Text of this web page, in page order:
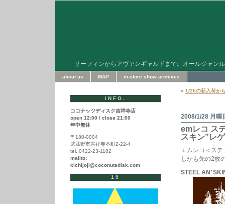
サーフィンからアヴァンギャルドまで。オールジャン
about us MAP in-store show archives
« 1/26の新入荷か
2008/1/28 月曜
emレコ ス
スキン”レ
エムレコ＜ス
しかも先の2枚
STEEL AN’
INFO.
ココナッツディスク吉祥寺店
open 12:00 / close 21:00
年中無休
〒180-0004
武蔵野市吉祥寺本町2-22-4
tel. 0422-23-1182
mailto:
kichijoji@coconutsdisk.com
19